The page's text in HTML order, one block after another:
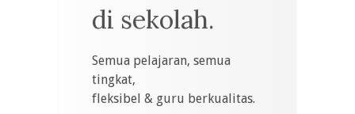
di sekolah.
Semua pelajaran, semua
tingkat,
fleksibel & guru berkualitas.